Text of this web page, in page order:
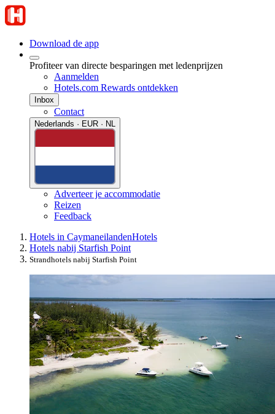
Download de app
Profiteer van directe besparingen met ledenprijzen
Aanmelden
Hotels.com Rewards ontdekken
Inbox
Contact
Nederlands · EUR · NL
Adverteer je accommodatie
Reizen
Feedback
Hotels in CaymaneilandenHotels
Hotels nabij Starfish Point
Strandhotels nabij Starfish Point